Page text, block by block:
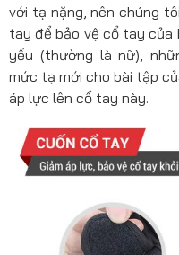
với tạ nặng, nên chúng
tay để bảo vệ cổ tay của
yếu (thường là nữ),
mức tạ mới cho bài tập
áp lực lên cổ tay này.